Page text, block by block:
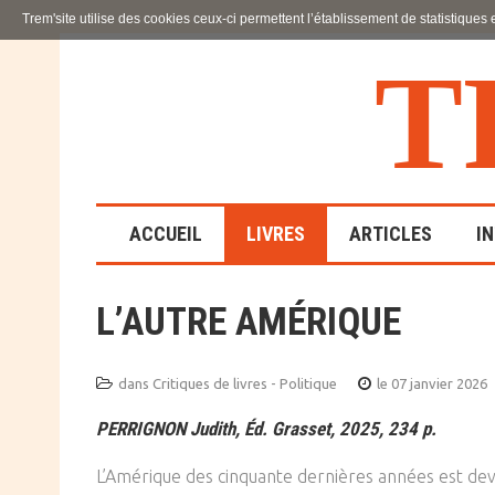
T
ACCUEIL LIVRES
LA FAMILLE
ÉDUCATIVE
SCIENCES HUMAINES
ARTICLES
L’AUTRE AMÉRIQUE
dans Critiques de livres - Politique le 07 janvier 2026
PERRIGNON Judith, Éd. Grasset, 2025, 234 p.
L’Amérique des cinquante dernières années est
Trem'site utilise des cookies ceux-ci permettent l’établissement de statistiques